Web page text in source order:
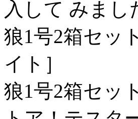
入して みま
狼1号2箱セッ
イト］
狼1号2箱セッ